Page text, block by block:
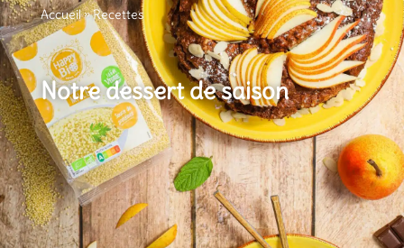
Accueil»Recettes
Notre dessert de saison